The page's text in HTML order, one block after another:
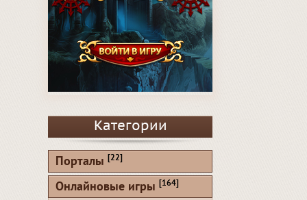
Категории
Порталы [22]
Онлайновые игры [164]